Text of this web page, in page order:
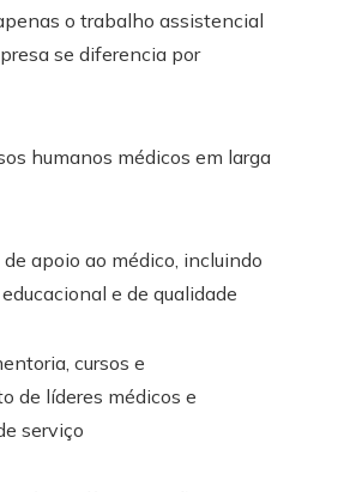
o trabalho assistencial
se diferencia por
humanos médicos em larga
apoio ao médico, incluindo
e de qualidade
cursos e
de líderes médicos e
serviço